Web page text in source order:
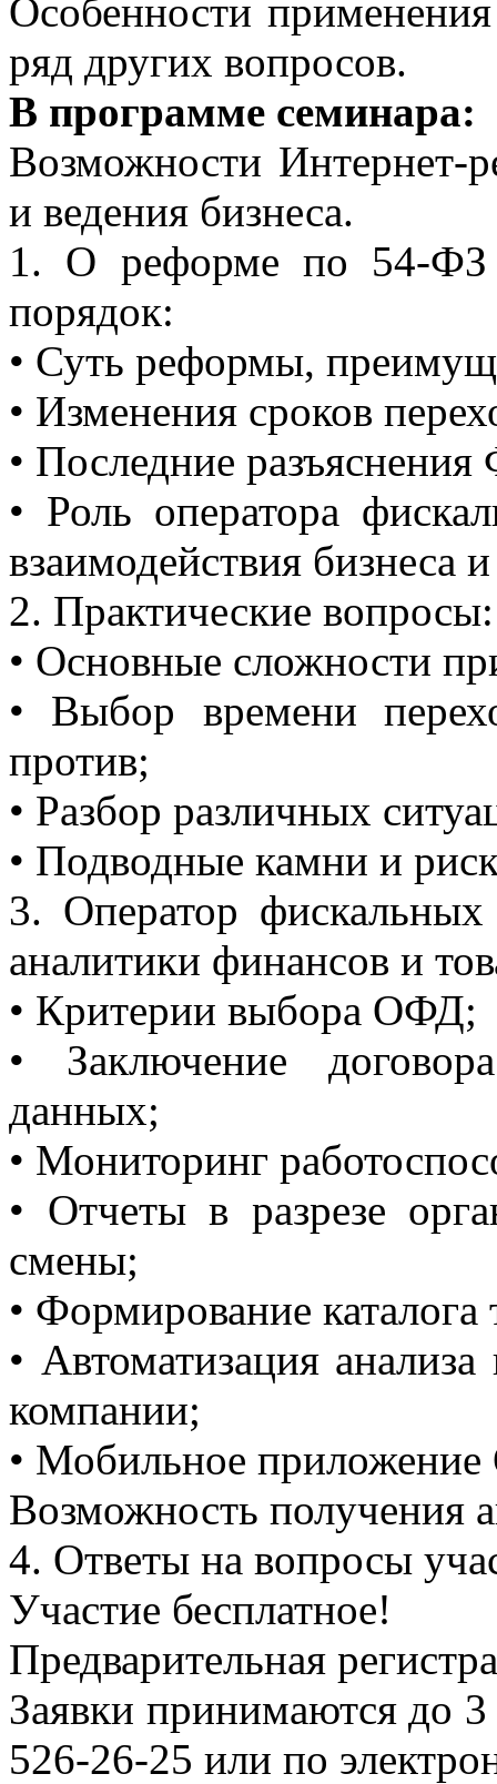
Особенности
ряд других вопросов.
В программе семинара:
Возможности Интернет-
и ведения бизнеса.
1. О реформе по 54-ФЗ
порядок:
• Суть реформы,
• Изменения сроков
• Последние
• Роль оператора
взаимодействия бизнеса
2. Практические вопросы:
• Основные сложности
• Выбор времени
против;
• Разбор различных
• Подводные камни и
3. Оператор
аналитики финансов и
• Критерии выбора ОФД;
• Заключение
данных;
• Мониторинг
• Отчеты в разрезе
смены;
• Формирование каталога
• Автоматизация
компании;
• Мобильное
Возможность получения
4. Ответы на вопросы
Участие бесплатное!
Предварительная
Заявки принимаются до
526-26-25 или по